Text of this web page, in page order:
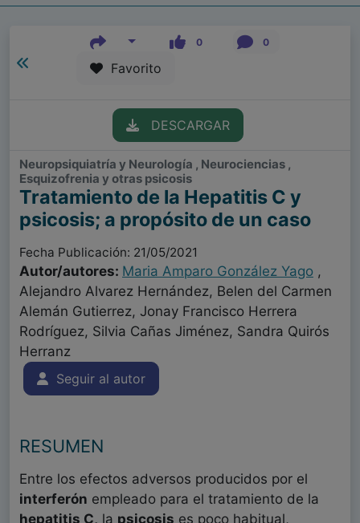
0 0
Favorito
DESCARGAR
Neuropsiquiatría y Neurología , Neurociencias ,
Esquizofrenia y otras psicosis
Tratamiento de la Hepatitis C y
psicosis; a propósito de un caso
Fecha Publicación: 21/05/2021
Autor/autores: Maria Amparo González Yago ,
Alejandro Alvarez Hernández, Belen del Carmen
Alemán Gutierrez, Jonay Francisco Herrera
Rodríguez, Silvia Cañas Jiménez, Sandra Quirós
Herranz
Seguir al autor
RESUMEN
Entre los efectos adversos producidos por el
interferón empleado para el tratamiento de la
hepatitis C, la psicosis es poco habitual,